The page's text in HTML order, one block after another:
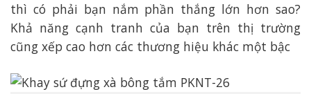
thì có phải bạn nắm phần thắng lớn hơn sao?
Khả năng cạnh tranh của bạn trên thị trường
cũng xếp cao hơn các thương hiệu khác một bậc